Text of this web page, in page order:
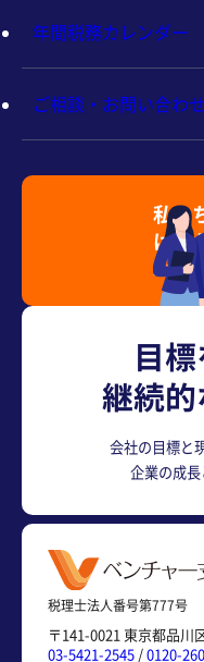
目
継続
会社の目標と
企業の成長
税理士法人番号第777号
〒141-0021 東京都品川
03-5421-2545 /0120-
年間税務カレンダー
ご相談・お問い合わせ
私た
はた
採用情報